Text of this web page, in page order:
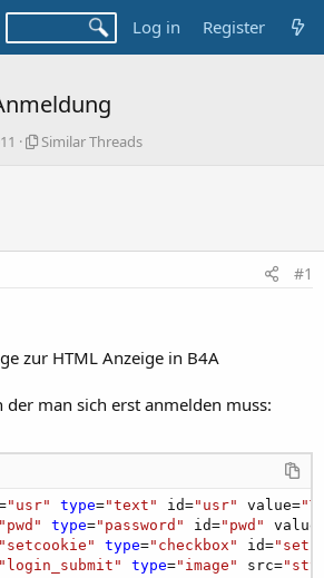
Log in Register
S
r
a
Similar Threads
#1
zur HTML Anzeige in B4A
der man sich erst anmelden muss:
"usr" type="text" id="usr" value=
"pwd" type="password" id="pwd"
"setcookie" type="checkbox" id=
"login_submit" type="image" src=